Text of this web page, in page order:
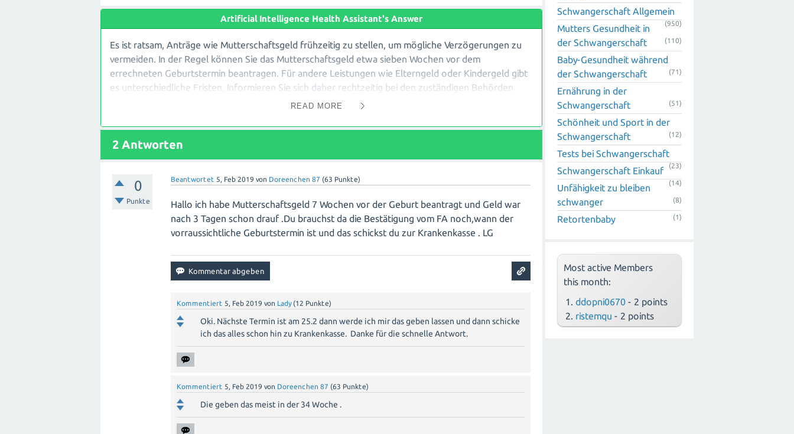
Artificial Intelligence Health Assistant's Answer
Es ist ratsam, Anträge wie Mutterschaftsgeld frühzeitig zu stellen, um mögliche Verzögerungen zu
vermeiden. In der Regel können Sie das Mutterschaftsgeld etwa sieben Wochen vor dem
errechneten Geburtstermin beantragen. Für andere Leistungen wie Elterngeld oder Kindergeld gibt
es unterschiedliche Fristen. Informieren Sie sich daher rechtzeitig bei den zuständigen Behörden
oder Krankenkassen über die genauen Antragsfristen und erforderlichen Unterlagen. Beachten Sie
bestimmten Zeitraum nach der Geburt. Planen Sie also Ihre Antragstellung entsprechend und
reichen Sie alle erforderlichen Dokumente rechtzeitig ein, um finanzielle Unterstützung während
Ihrer Schwangerschaft und nach der Geburt sicherzustellen.
READ MORE
2 Antworten
0
Punkte
Beantwortet 5, Feb 2019 von Doreenchen 87 (63 Punkte)
Hallo ich habe Mutterschaftsgeld 7 Wochen vor der Geburt beantragt und Geld war
nach 3 Tagen schon drauf .Du brauchst da die Bestätigung vom FA noch,wann der
vorraussichtliche Geburtstermin ist und das schickst du zur Krankenkasse . LG
Kommentiert 5, Feb 2019 von Lady (12 Punkte)
Oki. Nächste Termin ist am 25.2 dann werde ich mir das geben lassen und dann schicke
ich das alles schon hin zu Krankenkasse. Danke für die schnelle Antwort.
Kommentiert 5, Feb 2019 von Doreenchen 87 (63 Punkte)
Die geben das meist in der 34 Woche .
Schwangerschaft Allgemein
(950)
Mutters Gesundheit in
der Schwangerschaft
(110)
Baby-Gesundheit während
der Schwangerschaft
(71)
Ernährung in der
Schwangerschaft
(51)
Schönheit und Sport in der
Schwangerschaft
(12)
Tests bei Schwangerschaft
(23)
Schwangerschaft Einkauf
(14)
Unfähigkeit zu bleiben
schwanger
(8)
Retortenbaby (1)
Most active Members
this month:
ddopni0670 - 2 points
ristemqu - 2 points